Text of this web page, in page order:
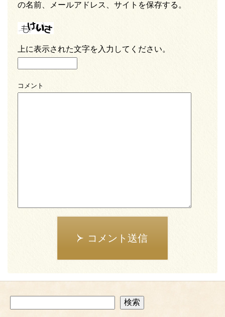
の名前、メールアドレス、サイトを保存する。
上に表示された文字を入力してください。
コメント
コメント送信
索
検索